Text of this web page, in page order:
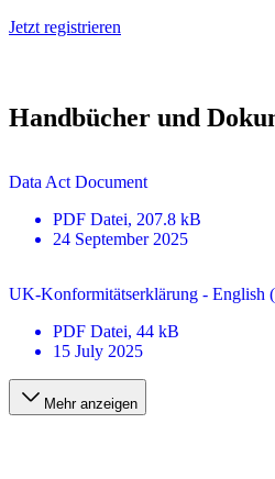
Jetzt registrieren
Handbücher und
Data Act Document
PDF Datei, 207.8 kB
24 September 2025
UK-Konformitätserklärung - English
PDF Datei, 44 kB
15 July 2025
Mehr anzeigen